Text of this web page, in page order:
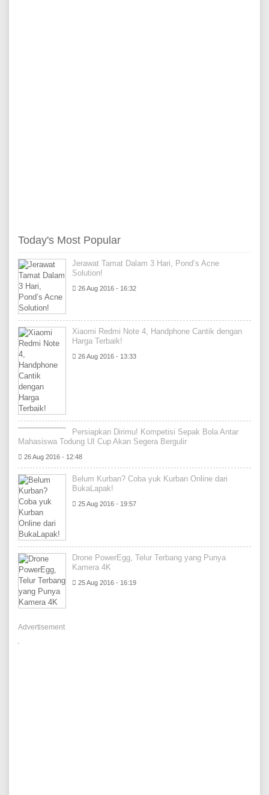
Today's Most Popular
Jerawat Tamat Dalam 3 Hari, Pond’s Acne
Solution!
26 Aug 2016 - 16:32
Xiaomi Redmi Note 4, Handphone Cantik dengan
Harga Terbaik!
26 Aug 2016 - 13:33
Persiapkan Dirimu! Kompetisi Sepak Bola Antar
Mahasiswa Todung UI Cup Akan Segera Bergulir
26 Aug 2016 - 12:48
Belum Kurban? Coba yuk Kurban Online dari
BukaLapak!
25 Aug 2016 - 19:57
Drone PowerEgg, Telur Terbang yang Punya
Kamera 4K
25 Aug 2016 - 16:19
Advertisement